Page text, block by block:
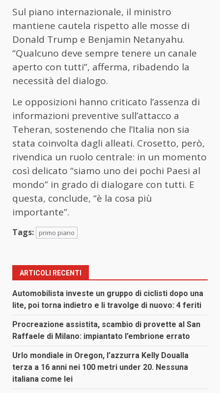
Sul piano internazionale, il ministro
mantiene cautela rispetto alle mosse di
Donald Trump e Benjamin Netanyahu.
“Qualcuno deve sempre tenere un canale
aperto con tutti”, afferma, ribadendo la
necessità del dialogo.
Le opposizioni hanno criticato l’assenza di
informazioni preventive sull’attacco a
Teheran, sostenendo che l’Italia non sia
stata coinvolta dagli alleati. Crosetto, però,
rivendica un ruolo centrale: in un momento
così delicato “siamo uno dei pochi Paesi al
mondo” in grado di dialogare con tutti. E
questa, conclude, “è la cosa più
importante”.
Tags: primo piano
ARTICOLI RECENTI
Automobilista investe un gruppo di ciclisti dopo una
lite, poi torna indietro e li travolge di nuovo: 4 feriti
Procreazione assistita, scambio di provette al San
Raffaele di Milano: impiantato l’embrione errato
Urlo mondiale in Oregon, l’azzurra Kelly Doualla
terza a 16 anni nei 100 metri under 20. Nessuna
italiana come lei